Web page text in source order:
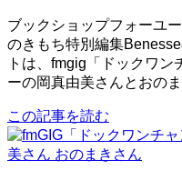
ブックショップフォーユ
のきもち特別編集
トは、fmgig「ドックワ
ーの岡真由美さんとおの
この記事を読む